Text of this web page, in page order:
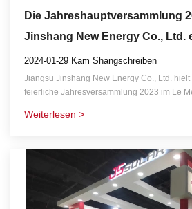
Die Jahreshauptversammlung
Jinshang New Energy Co., Ltd.
2024-01-29 Kam Shangschreiben
Jiangsu Jinshang New Energy Co., Ltd.
feierliche Jahresversammlung 2023 im Le
Weiterlesen >